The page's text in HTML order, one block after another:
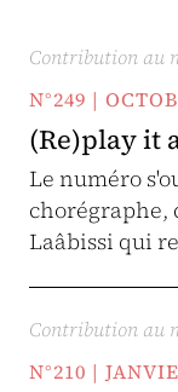
Contribution au
N°249 |
(Re)play it
Le numéro
chorégraphe,
Laâbissi qui
Contribution au
N°210 |